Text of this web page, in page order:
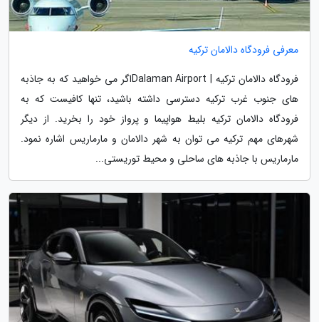
معرفی فرودگاه دالامان ترکیه
فرودگاه دالامان ترکیه | Dalaman Airportاگر می خواهید که به جاذبه
های جنوب غرب ترکیه دسترسی داشته باشید، تنها کافیست که به
فرودگاه دالامان ترکیه بلیط هواپیما و پرواز خود را بخرید. از دیگر
شهرهای مهم ترکیه می توان به شهر دالامان و مارماریس اشاره نمود.
مارماریس با جاذبه های ساحلی و محیط توریستی...